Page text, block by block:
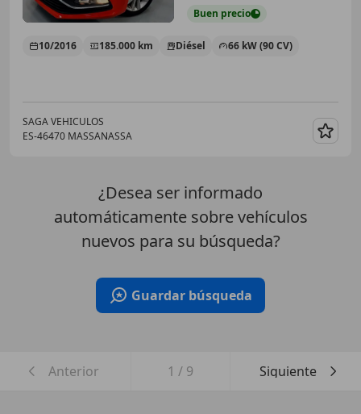
Buen precio
10/2016 185.000 km Diésel 66 kW (90 CV)
SAGA VEHICULOS
ES-46470 MASSANASSA
¿Desea ser informado
automáticamente sobre vehículos
nuevos para su búsqueda?
Guardar búsqueda
Anterior 1 / 9 Siguiente